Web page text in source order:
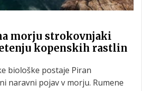
morju strokovnjaki
kopenskih rastlin
biološke postaje Piran
naravni pojav v morju. Rumene